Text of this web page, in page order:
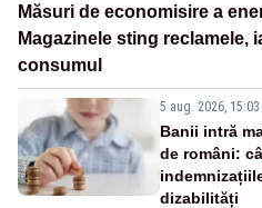
Măsuri de economisire a
Magazinele sting reclamele,
consumul
5 aug. 2026, 15:03
Banii intră
de români:
dizabilități